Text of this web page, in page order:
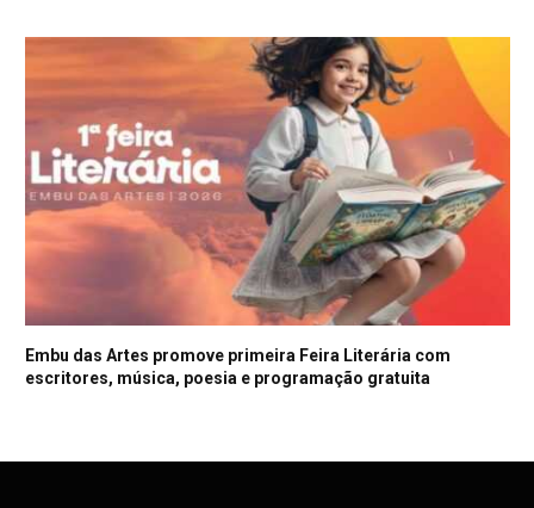
Embu das Artes promove primeira Feira Literária com
escritores, música, poesia e programação gratuita